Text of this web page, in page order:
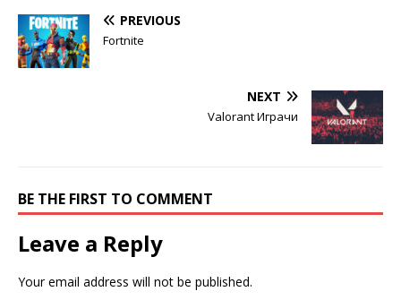
PREVIOUS
Fortnite
NEXT
Valorant Играчи
BE THE FIRST TO COMMENT
Leave a Reply
Your email address will not be published.